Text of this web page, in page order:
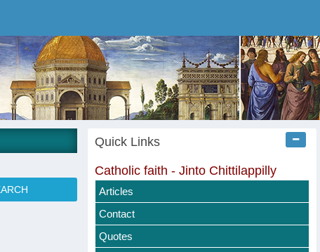
Quick Links
Catholic faith - Jinto Chittilappilly
Articles
Contact
Quotes